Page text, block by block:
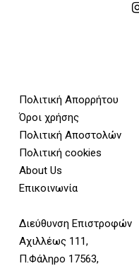
Πολιτική Απορρήτου
Όροι χρήσης
Πολιτική Αποστολών
Πολιτική cookies
About Us
Επικοινωνία
Διεύθυνση Επιστροφών
Αχιλλέως 111,
Π.Φάληρο 17563,